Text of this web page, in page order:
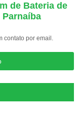
de Bateria de
contato por email.